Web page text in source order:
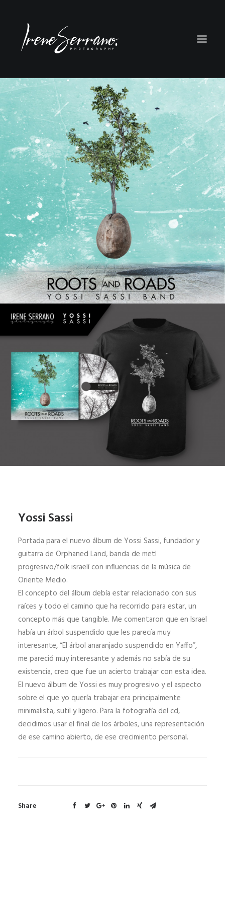
FOTOGRAFÍA
DISEÑO
CONTACTO
Yossi Sassi
Portada para el nuevo álbum de Yossi Sassi, fundador y
guitarra de Orphaned Land, banda de metl
progresivo/folk israelí con influencias de la música de
Oriente Medio.
El concepto del álbum debía estar relacionado con sus
raíces y todo el camino que ha recorrido para estar, un
concepto más que tangible. Me comentaron que en Israel
había un árbol suspendido que les parecía muy
interesante, “El árbol anaranjado suspendido en Yaffo”,
me pareció muy interesante y además no sabía de su
existencia, creo que fue un acierto trabajar con esta idea.
El nuevo álbum de Yossi es muy progresivo y el aspecto
sobre el que yo quería trabajar era principalmente
minimalista, sutil y ligero. Para la fotografía del cd,
decidimos usar el final de los árboles, una representación
de ese camino abierto, de ese crecimiento personal.
Share